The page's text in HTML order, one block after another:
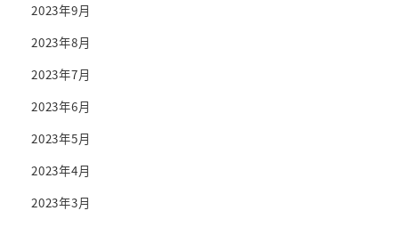
2023年9月
2023年8月
2023年7月
2023年6月
2023年5月
2023年4月
2023年3月